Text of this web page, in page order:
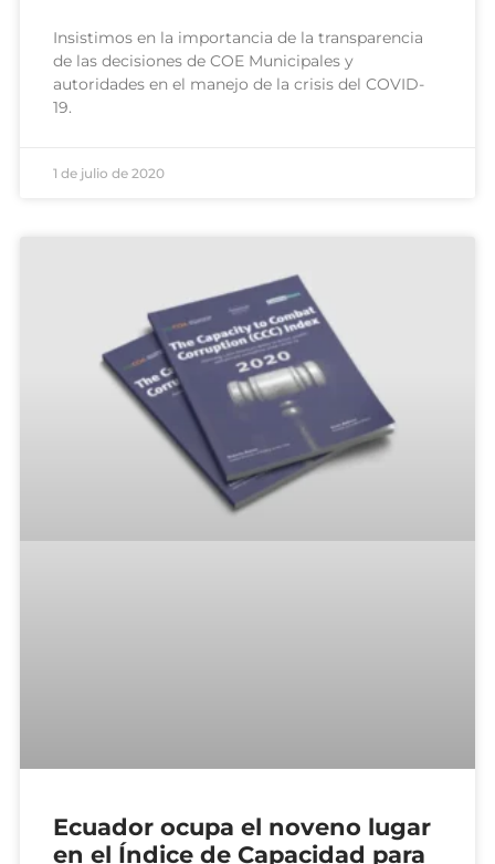
Insistimos en la importancia de la transparencia
de las decisiones de COE Municipales y
autoridades en el manejo de la crisis del COVID-
19.
1 de julio de 2020
Ecuador ocupa el noveno lugar
en el Índice de Capacidad para